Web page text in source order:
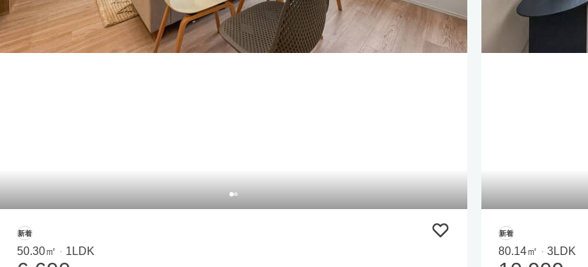
新着
50.30㎡ ・ 1LDK
新着
80.14㎡ ・ 3LDK